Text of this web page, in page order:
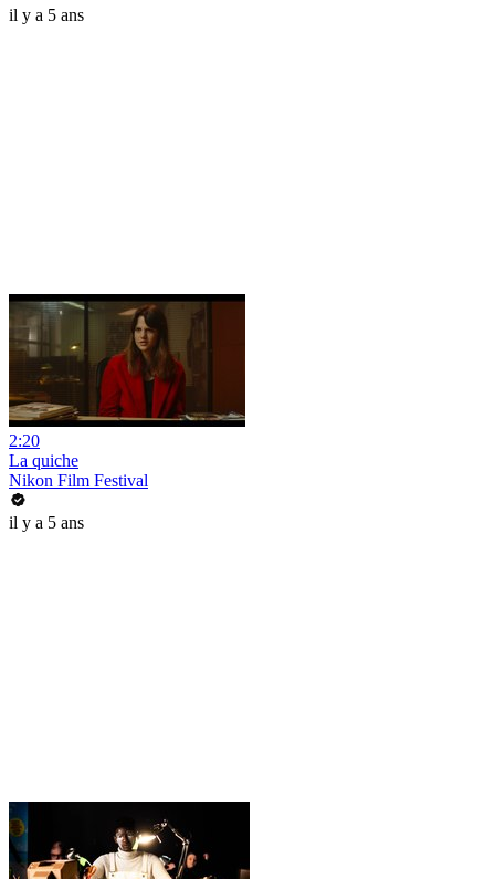
il y a 5 ans
2:20
La quiche
Nikon Film Festival
il y a 5 ans